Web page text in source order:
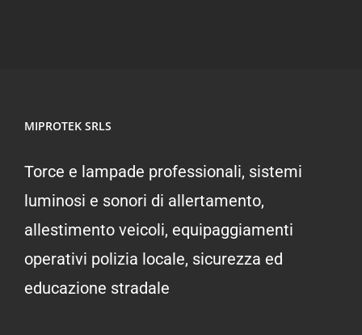
MIPROTEK SRLS
Torce e lampade professionali, sistemi
luminosi e sonori di allertamento,
allestimento veicoli, equipaggiamenti
operativi polizia locale, sicurezza ed
educazione stradale